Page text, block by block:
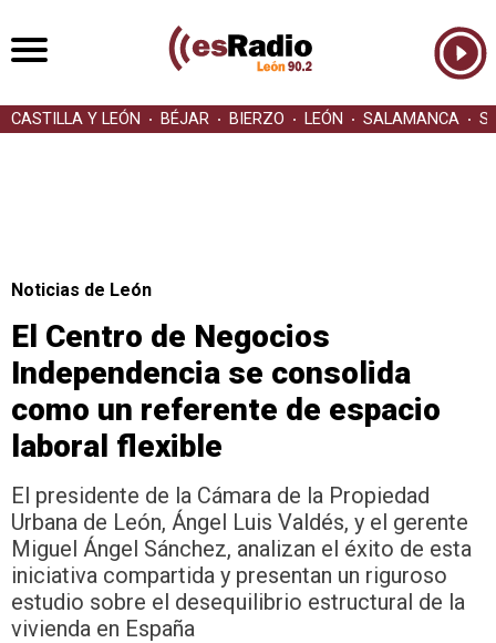
CASTILLA Y LEÓN BÉJAR BIERZO LEÓN SALAMANCA
Noticias de León
El Centro de Negocios
Independencia se consolida
como un referente de espacio
laboral flexible
El presidente de la Cámara de la Propiedad
Urbana de León, Ángel Luis Valdés, y el gerente
Miguel Ángel Sánchez, analizan el éxito de esta
iniciativa compartida y presentan un riguroso
estudio sobre el desequilibrio estructural de la
vivienda en España